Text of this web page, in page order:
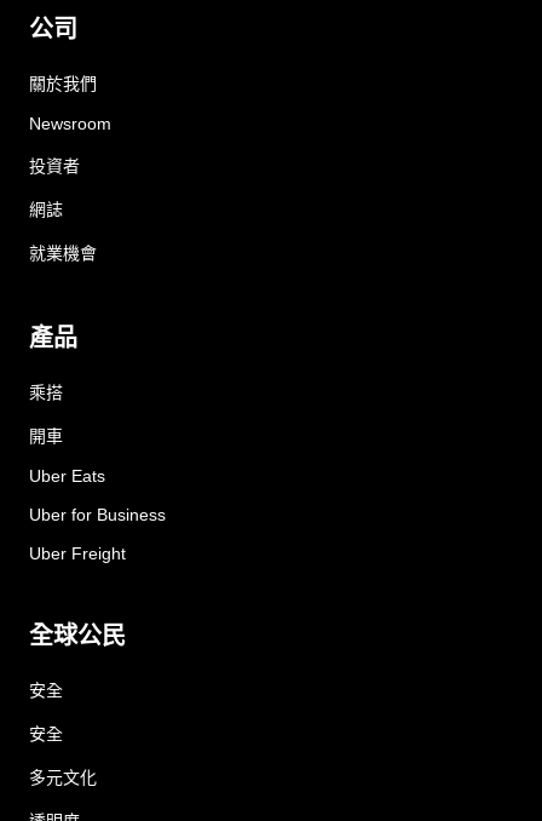
公司
關於我們
Newsroom
投資者
網誌
就業機會
產品
乘搭
開車
Uber Eats
Uber for Business
Uber Freight
全球公民
安全
安全
多元文化